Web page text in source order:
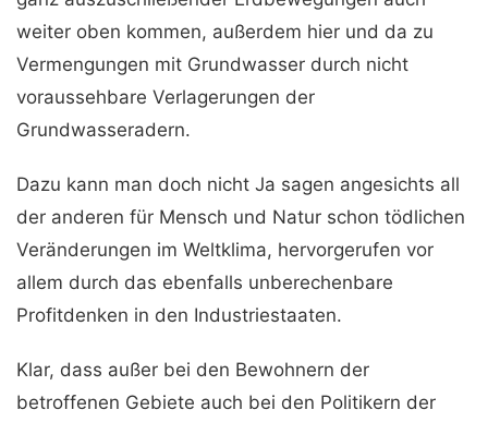
weiter oben kommen, außerdem hier und da zu
Vermengungen mit Grundwasser durch nicht
voraussehbare Verlagerungen der
Grundwasseradern.
Dazu kann man doch nicht Ja sagen angesichts all
der anderen für Mensch und Natur schon tödlichen
Veränderungen im Weltklima, hervorgerufen vor
allem durch das ebenfalls unberechenbare
Profitdenken in den Industriestaaten.
Klar, dass außer bei den Bewohnern der
betroffenen Gebiete auch bei den Politikern der